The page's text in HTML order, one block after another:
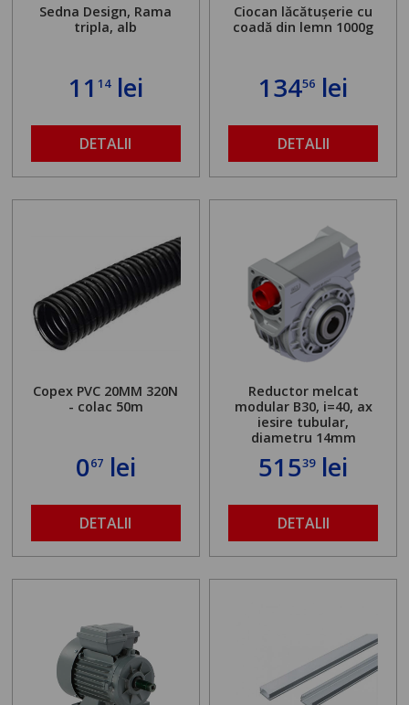
Sedna Design, Rama
tripla, alb
11 14lei
DETALII
Ciocan lăcătușerie cu
coadă din lemn 1000g
13456 lei
DETALII
Copex PVC 20MM 320N
- colac 50m
067lei
DETALII
Reductor melcat
modular B30, i=40, ax
iesire tubular,
diametru 14mm
51539lei
DETALII